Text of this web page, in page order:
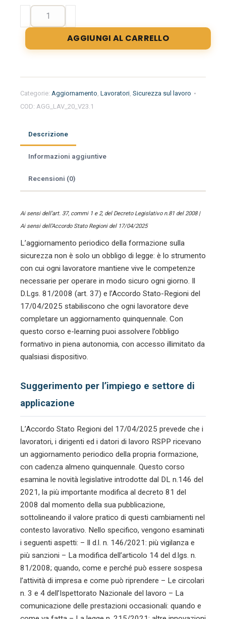
Aggiornamento
formazione
per
lavoratori.
in
salute
sicurezza
del
lavoro.
cura
Fantini.
AGGIUNGI AL CARRELLO
Categorie: Aggiornamento, Lavoratori, Sicurezza sul lavoro
COD: AGG_LAV_20_V23.1
Descrizione
Informazioni aggiuntive
Recensioni (0)
Ai sensi dell’art. 37, commi 1 e 2, del Decreto Legislativo n.81 del 2008 |
Ai sensi dell’Accordo Stato Regioni del 17/04/2025
L’aggiornamento periodico della formazione sulla
sicurezza non è solo un obbligo di legge: è lo strumento
con cui ogni lavoratore mantiene vive le competenze
necessarie per operare in modo sicuro ogni giorno. Il
D.Lgs. 81/2008 (art. 37) e l’Accordo Stato-Regioni del
17/04/2025 stabiliscono che ogni lavoratore deve
completare un aggiornamento quinquennale. Con
questo corso e-learning puoi assolvere l’obbligo
formativo in piena autonomia, con accesso illimitato da
qualsiasi dispositivo.
Suggerimento per l’impiego e settore di
applicazione
L’Accordo Stato Regioni del 17/04/2025 prevede che i
lavoratori, i dirigenti ed i datori di lavoro RSPP ricevano
un aggiornamento periodico della propria formazione,
con cadenza almeno quinquennale. Questo corso
esamina le novità legislative introdotte dal DL n.146 del
2021, la più importante modifica al decreto 81 del
2008 dal momento della sua pubblicazione,
sottolineando il valore pratico di questi cambiamenti nel
contesto lavorativo. Nello specifico, vengono esaminati
i seguenti aspetti: – Il d.l. n. 146/2021: più vigilanza e
più sanzioni – La modifica dell’articolo 14 del d.lgs. n.
81/2008; quando, come e perché può essere sospesa
l’attività di impresa e come può riprendere – Le circolari
n. 3 e 4 dell’Ispettorato Nazionale del lavoro – La
comunicazione delle prestazioni occasionali: quando e